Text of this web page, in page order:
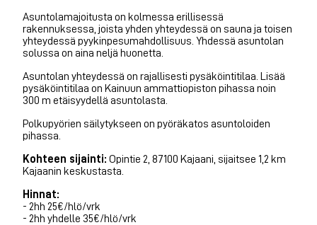
Asuntolamajoitusta on kolmessa erillisessä
rakennuksessa, joista yhden yhteydessä on sauna ja toisen
yhteydessä pyykinpesumahdollisuus. Yhdessä asuntolan
solussa on aina neljä huonetta.
Asuntolan yhteydessä on rajallisesti pysäköintitilaa. Lisää
pysäköintitilaa on Kainuun ammattiopiston pihassa noin
300 m etäisyydellä asuntolasta.
Polkupyörien säilytykseen on pyöräkatos asuntoloiden
pihassa.
Kohteen sijainti: Opintie 2, 87100 Kajaani, sijaitsee 1,2 km
Kajaanin keskustasta.
Hinnat:
- 2hh 25€/hlö/vrk
- 2hh yhdelle 35€/hlö/vrk